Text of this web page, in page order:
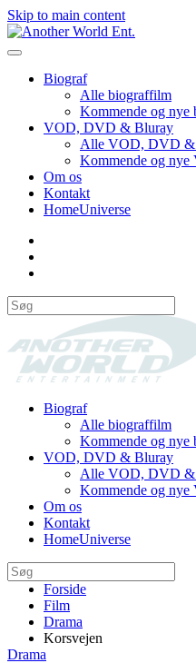
Skip to main content
Biograf
Alle biograffilm
Kommende og nye
VOD, DVD & Bluray
Alle VOD, DVD
Kommende og
Om os
Kontakt
HomeUniverse
Biograf
Alle biograffilm
Kommende og nye
VOD, DVD & Bluray
Alle VOD, DVD
Kommende og
Om os
Kontakt
HomeUniverse
Forside
Film
Drama
Korsvejen
Drama